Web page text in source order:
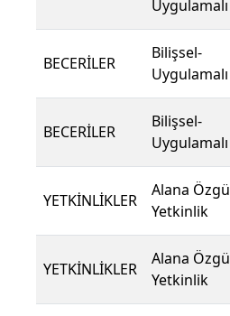
Uygulamalı
BECERİLER
Bilişsel-
Uygulamalı
BECERİLER
Bilişsel-
Uygulamalı
YETKİNLİKLER
Alana Özgü
Yetkinlik
YETKİNLİKLER
Alana Özgü
Yetkinlik